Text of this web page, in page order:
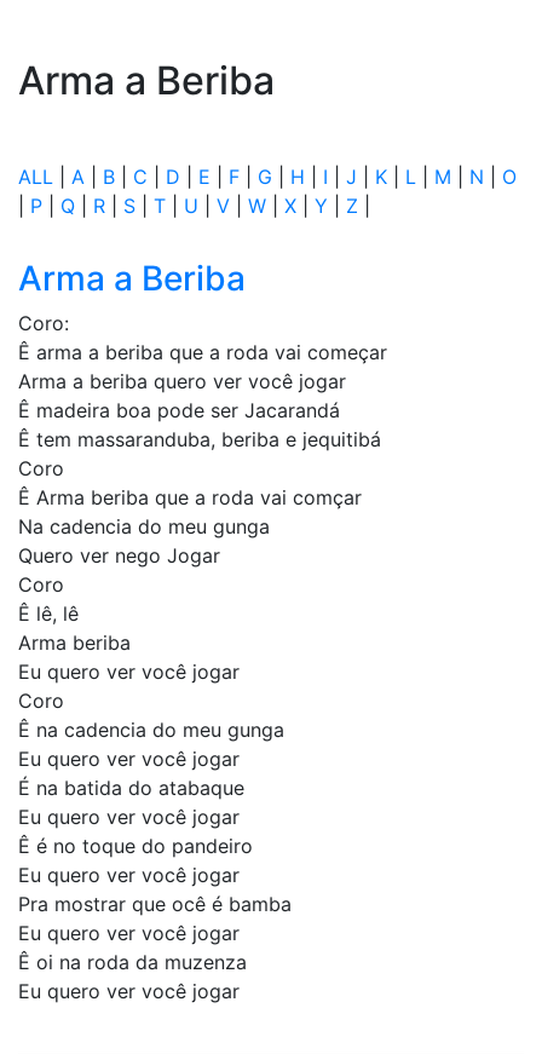
Arma a Beriba
ALL A B C D E F G H I J K L M N
O
P Q R S T U V W X Y Z
Arma a Beriba
Coro:
Ê arma a beriba que a roda vai começar
Arma a beriba quero ver você jogar
Ê madeira boa pode ser Jacarandá
Ê tem massaranduba, beriba e jequitibá
Coro
Ê Arma beriba que a roda vai comçar
Na cadencia do meu gunga
Quero ver nego Jogar
Coro
Ê lê, lê
Arma beriba
Eu quero ver você jogar
Coro
Ê na cadencia do meu gunga
Eu quero ver você jogar
É na batida do atabaque
Eu quero ver você jogar
Ê é no toque do pandeiro
Eu quero ver você jogar
Pra mostrar que ocê é bamba
Eu quero ver você jogar
Ê oi na roda da muzenza
Eu quero ver você jogar